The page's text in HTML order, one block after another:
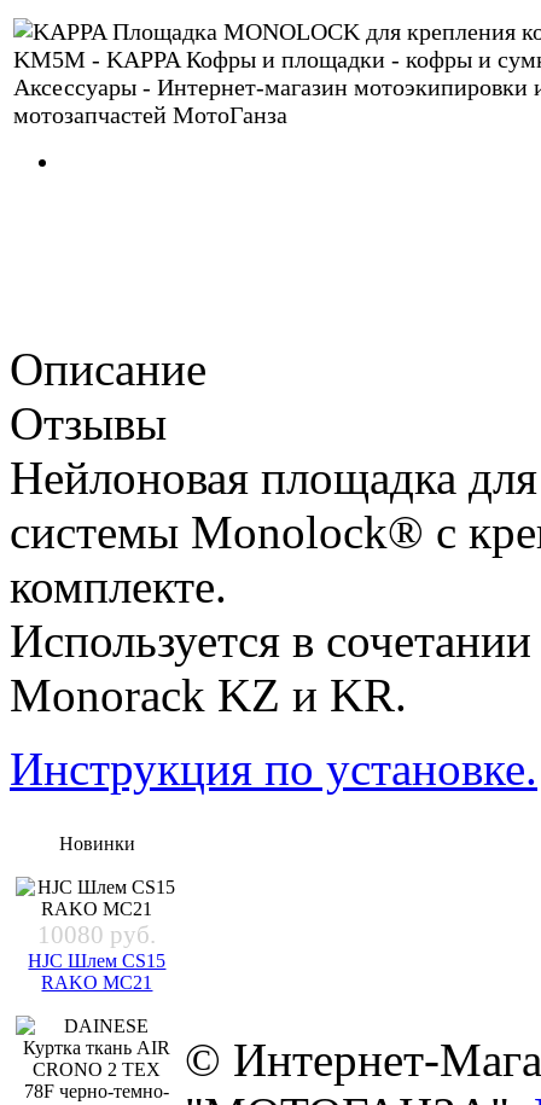
Описание
Отзывы
Нейлоновая площадка
системы Monolock® с
комплекте.
Используется в
Monorack KZ и KR.
Инструкция по установке.
Новинки
10080 руб.
HJC Шлем CS15
RAKO MC21
© Интернет-